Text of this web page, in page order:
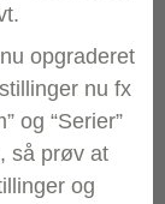
opgraderet
nu fx
og “Serier”
så prøv at
og